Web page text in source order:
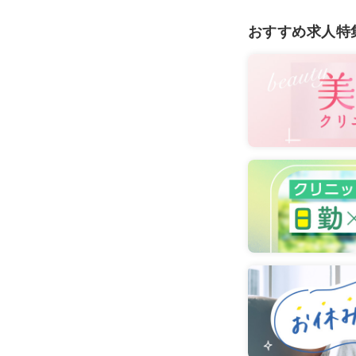
おすすめ求人特